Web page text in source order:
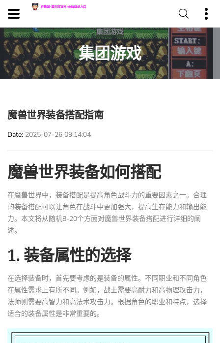
集团游戏
魔兽世界装备搭配指南
Date 2025-07-26 09:14:04
魔兽世界装备如何搭配
在魔兽世界中，装备搭配是提高角色战斗力的重要因素之一。合理
的装备搭配可以让角色在战斗中更加强大，提高生存能力和输出能
力。本文将从随机8-20个方面对魔兽世界装备搭配进行详细的阐
述。
1. 装备属性的选择
在选择装备时，首先要考虑的是装备的属性。不同职业和不同角色
在属性需求上有所不同。例如，战士需要高耐力和高物理攻击力，
法师则需要高智力和高法术攻击力。根据角色的职业和特点，选择
适合的装备属性是非常重要的。